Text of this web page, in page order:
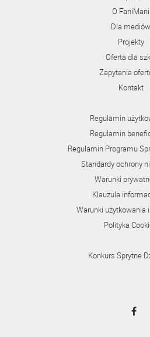
O FaniMani
Dla mediów
Projekty
Oferta dla
Zapytania
Kontakt
Regulamin
Regulamin
Regulamin Programu
Standardy ochrony
Warunki
Klauzula
Warunki użytkowania
Polityka
Konkurs Sprytne